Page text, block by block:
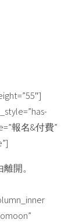
報名&付費”
開。